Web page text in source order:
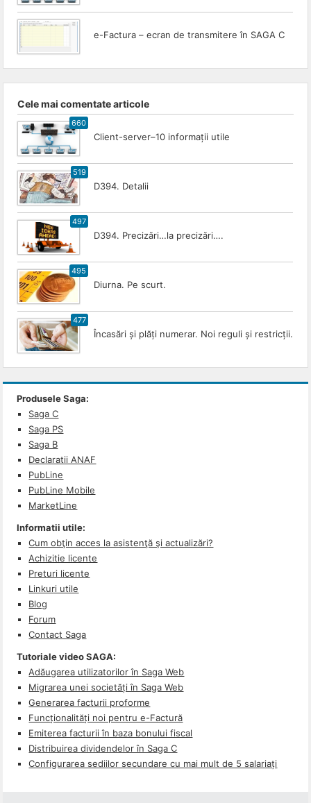
e-Factura – ecran de transmitere în SAGA C
Cele mai comentate articole
660
Client-server–10 informații utile
519
D394. Detalii
497
D394. Precizări…la precizări….
495
Diurna. Pe scurt.
477
Încasări și plăți numerar. Noi reguli și restricții.
Produsele Saga:
Saga C
Saga PS
Saga B
Declaratii ANAF
PubLine
PubLine Mobile
MarketLine
Informatii utile:
Cum obţin acces la asistenţă şi actualizări?
Achizitie licente
Preturi licente
Linkuri utile
Blog
Forum
Contact Saga
Tutoriale video SAGA:
Adăugarea utilizatorilor în Saga Web
Migrarea unei societăți în Saga Web
Generarea facturii proforme
Funcționalități noi pentru e-Factură
Emiterea facturii în baza bonului fiscal
Distribuirea dividendelor în Saga C
Configurarea sediilor secundare cu mai mult de 5 salariați